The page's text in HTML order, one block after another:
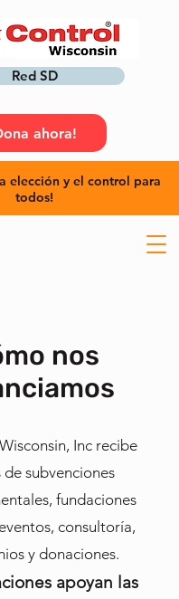
elección y el control para
todos!
ahora!
Red SD
nos
Inc recibe
subvenciones
fundaciones
consultoría,
y donaciones.
apoyan las